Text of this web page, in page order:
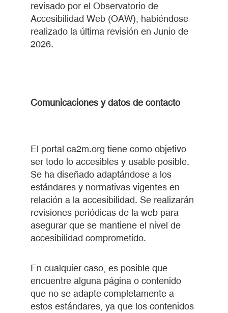
revisado por el Observatorio de
Accesibilidad Web (OAW), habiéndose
realizado la última revisión en Junio de
2026.
Comunicaciones y datos de contacto
El portal ca2m.org tiene como objetivo
ser todo lo accesibles y usable posible.
Se ha diseñado adaptándose a los
estándares y normativas vigentes en
relación a la accesibilidad. Se realizarán
revisiones periódicas de la web para
asegurar que se mantiene el nivel de
accesibilidad comprometido.
En cualquier caso, es posible que
encuentre alguna página o contenido
que no se adapte completamente a
estos estándares, ya que los contenidos